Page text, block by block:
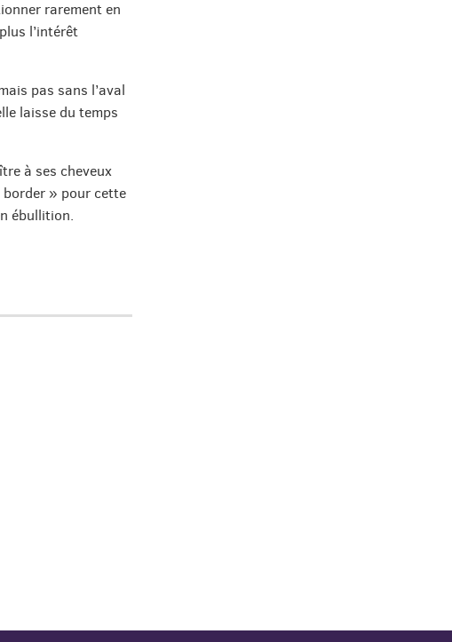
rarement en
l’intérêt
pas sans l’aval
laisse du temps
à ses cheveux
border » pour cette
ébullition.